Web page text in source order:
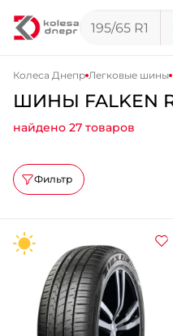
Колеса Днепр Легковые шины
ШИНЫ FALKEN
найдено 27 товаров
Фильтр